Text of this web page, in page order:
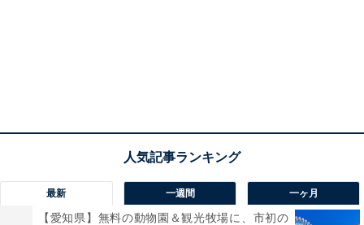
最新 一週間 一ヶ月
【愛知県】無料の動物園＆観光牧場に、市初の